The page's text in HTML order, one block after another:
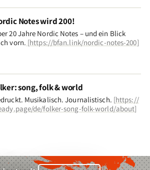
Notes wird 200!
20 Jahre Nordic Notes – und ein Blick
vorn. [https://bfan.link/nordic-notes-200]
song, folk & world
Musikalisch. Journalistisch. [https://
de/folker-song-folk-world/about]